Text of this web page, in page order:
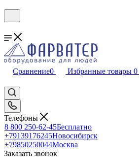
Сравнение0 Избранные товары 0
Телефоны
8 800 250-62-45Бесплатно
+79139176245Новосибирск
+79850250044Москва
Заказать звонок